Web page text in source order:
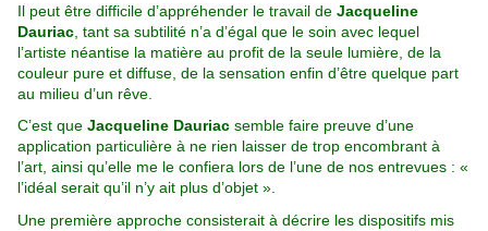
Il peut être difficile d’appréhender le travail de Jacqueline
Dauriac , tant sa subtilité n’a d’égal que le soin avec lequel
l’artiste néantise la matière au profit de la seule lumière, de la
couleur pure et diffuse, de la sensation enfin d’être quelque part
au milieu d’un rêve.
C’est que Jacqueline Dauriac semble faire preuve d’une
application particulière à ne rien laisser de trop encombrant à
l’art, ainsi qu’elle me le confiera lors de l’une de nos entrevues : «
l’idéal serait qu’il n’y ait plus d’objet ».
Une première approche consisterait à décrire les dispositifs mis